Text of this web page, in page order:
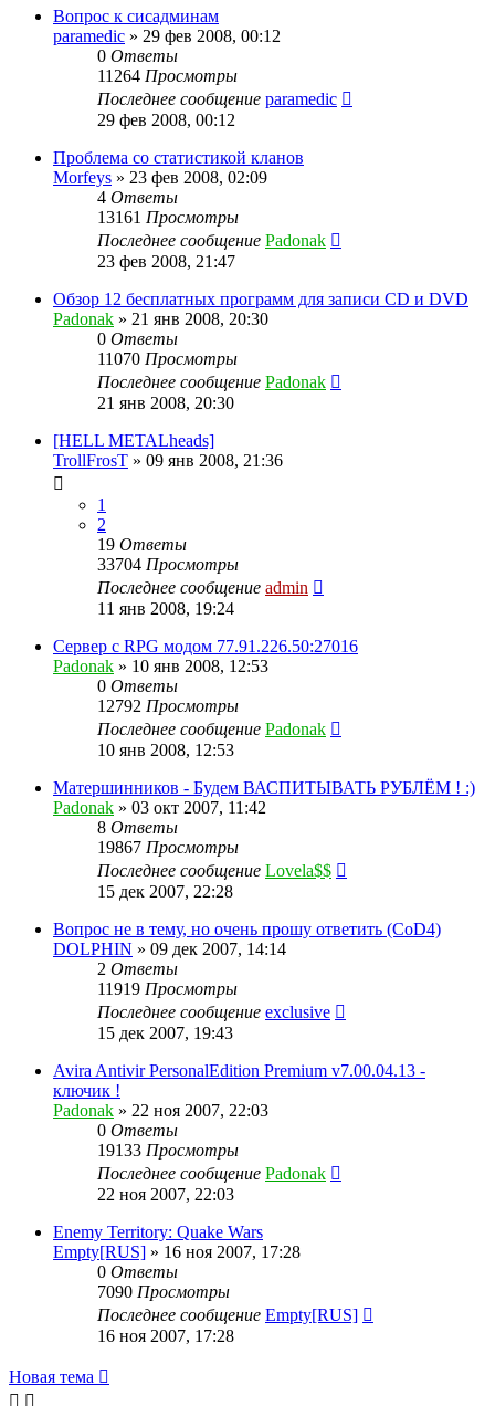
Вопрос к сисадминам
paramedic » 29 фев 2008, 00:12
0 Ответы
11264 Просмотры
Последнее сообщение paramedic
29 фев 2008, 00:12
Проблема со статистикой кланов
Morfeys » 23 фев 2008, 02:09
4 Ответы
13161 Просмотры
Последнее сообщение Padonak
23 фев 2008, 21:47
Обзор 12 бесплатных программ для записи CD и DVD
Padonak » 21 янв 2008, 20:30
0 Ответы
11070 Просмотры
Последнее сообщение Padonak
21 янв 2008, 20:30
[HELL METALheads]
TrollFrosT » 09 янв 2008, 21:36
1
2
19 Ответы
33704 Просмотры
Последнее сообщение admin
11 янв 2008, 19:24
Сервер с RPG модом 77.91.226.50:27016
Padonak » 10 янв 2008, 12:53
0 Ответы
12792 Просмотры
Последнее сообщение Padonak
10 янв 2008, 12:53
Матершинников - Будем ВАСПИТЫВАТЬ РУБЛЁМ ! :)
Padonak » 03 окт 2007, 11:42
8 Ответы
19867 Просмотры
Последнее сообщение Lovela$$
15 дек 2007, 22:28
Вопрос не в тему, но очень прошу ответить (CoD4)
DOLPHIN » 09 дек 2007, 14:14
2 Ответы
11919 Просмотры
Последнее сообщение exclusive
15 дек 2007, 19:43
Avira Antivir PersonalEdition Premium v7.00.04.13 -
ключик !
Padonak » 22 ноя 2007, 22:03
0 Ответы
19133 Просмотры
Последнее сообщение Padonak
22 ноя 2007, 22:03
Enemy Territory: Quake Wars
Empty[RUS] » 16 ноя 2007, 17:28
0 Ответы
7090 Просмотры
Последнее сообщение Empty[RUS]
16 ноя 2007, 17:28
Новая тема